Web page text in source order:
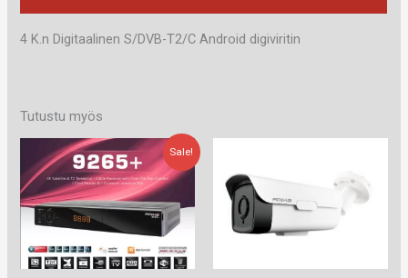
4 K.n Digitaalinen S/DVB-T2/C Android digiviritin
Tutustu myös
Sale!